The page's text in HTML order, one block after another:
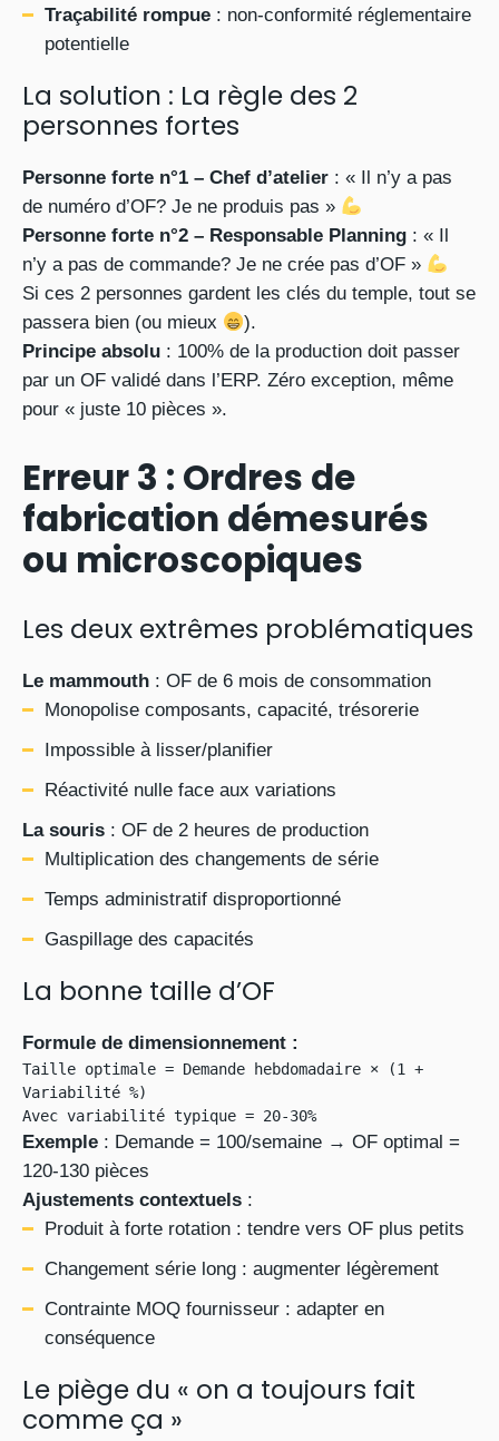
Traçabilité rompue : non-conformité réglementaire
potentielle
La solution : La règle des 2
personnes fortes
Personne forte n°1 – Chef d’atelier : « Il n’y a pas
de numéro d’OF? Je ne produis pas »
Personne forte n°2 – Responsable Planning : « Il
n’y a pas de commande? Je ne crée pas d’OF »
Si ces 2 personnes gardent les clés du temple, tout se
passera bien (ou mieux
).
Principe absolu : 100% de la production doit passer
par un OF validé dans l’ERP. Zéro exception, même
pour « juste 10 pièces ».
Erreur 3 : Ordres de
fabrication démesurés
ou microscopiques
Les deux extrêmes problématiques
Le mammouth : OF de 6 mois de consommation
Monopolise composants, capacité, trésorerie
Impossible à lisser/planifier
Réactivité nulle face aux variations
La souris : OF de 2 heures de production
Multiplication des changements de série
Temps administratif disproportionné
Gaspillage des capacités
La bonne taille d’OF
Formule de dimensionnement :
Taille optimale = Demande hebdomadaire × (1 +
Variabilité %)
Avec variabilité typique = 20-30%
Exemple : Demande = 100/semaine → OF optimal =
120-130 pièces
Ajustements contextuels :
Produit à forte rotation : tendre vers OF plus petits
Changement série long : augmenter légèrement
Contrainte MOQ fournisseur : adapter en
conséquence
Le piège du « on a toujours fait
comme ça »